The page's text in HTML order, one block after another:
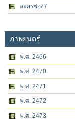
ละครช่อง7
ภาพยนตร์
พ.ศ. 2466
พ.ศ. 2470
พ.ศ. 2471
พ.ศ. 2472
พ.ศ. 2473